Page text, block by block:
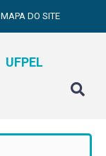
MAPA DO SITE
UFPEL